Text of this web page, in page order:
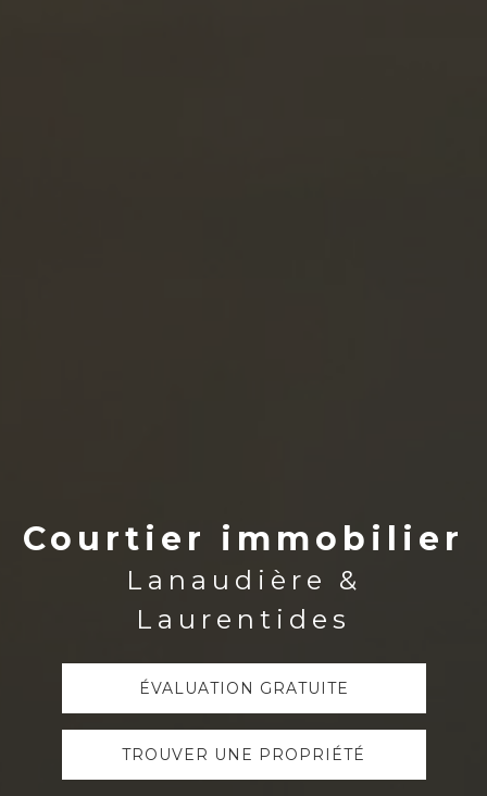
Courtier immobilier
Lanaudière &
Laurentides
ÉVALUATION GRATUITE
TROUVER UNE PROPRIÉTÉ